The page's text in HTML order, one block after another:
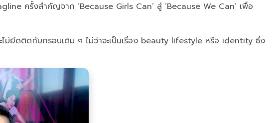
ครั้งสำคัญจาก ‘Because Girls Can’ สู่ ‘Because We Can’ เพื่อ
ยึดติดกับกรอบเดิม ๆ ไม่ว่าจะเป็นเรื่อง beauty lifestyle หรือ identity ซึ่ง